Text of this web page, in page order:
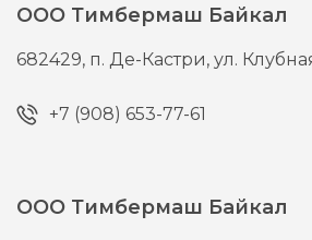
ООО Тимбермаш Байкал
682429, п. Де-Кастри,ул.
+7 (908) 653-77-61
ООО Тимбермаш Байкал